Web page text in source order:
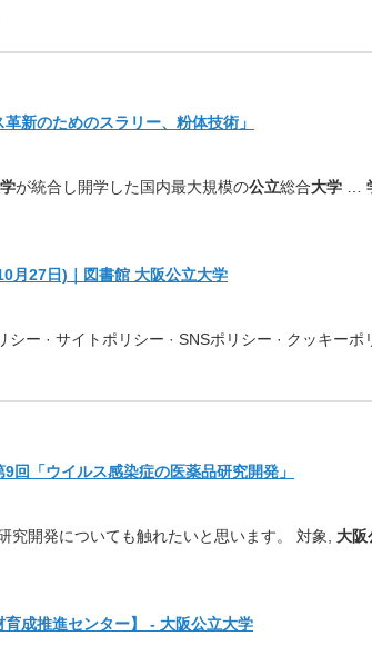
新のためのスラリー、粉体技術」
が統合し開学した国内最大規模の公立総合大学 …
月27日)｜図書館 大阪公立大学
シー · サイトポリシー · SNSポリシー · クッキーポ
9回「ウイルス感染症の医薬品研究開発」
究開発についても触れたいと思います。 対象, 大阪
成推進センター】 - 大阪公立大学